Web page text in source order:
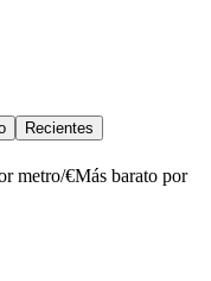
Recientes
metro/€Más barato por